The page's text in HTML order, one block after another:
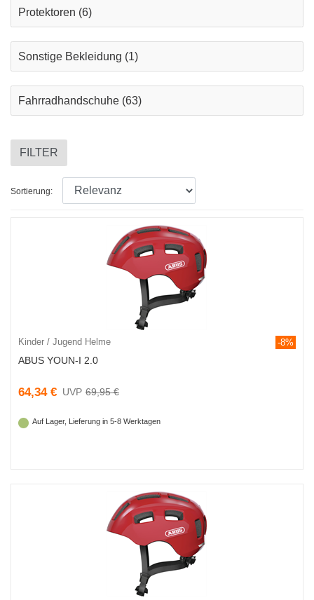
Protektoren (6)
Sonstige Bekleidung (1)
Fahrradhandschuhe (63)
FILTER
Sortierung:
Kinder / Jugend Helme -8%
ABUS YOUN-I 2.0
64,34 € 69,95 €
Auf Lager, Lieferung in 5-8 Werktagen